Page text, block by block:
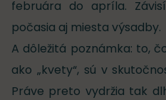
februára do apríla.
počasia aj miesta výsadby.
A dôležitá poznámka: to,
ako „kvety“, sú v
Práve preto vydržia tak